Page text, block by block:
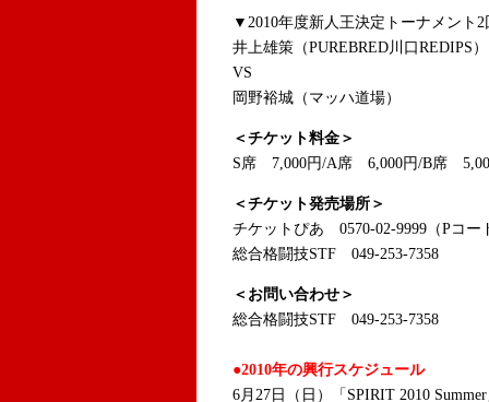
▼2010年度新人王決定トーナメン
井上雄策（PUREBRED川口REDIPS）
VS
岡野裕城（マッハ道場）
＜チケット料金＞
S席 7,000円/A席 6,000円/B席
＜チケット発売場所＞
チケットぴあ 0570-02-9999（Pコー
総合格闘技STF 049-253-7358
＜お問い合わせ＞
総合格闘技STF 049-253-7358
●2010年の興行スケジュール
6月27日（日）「SPIRIT 2010